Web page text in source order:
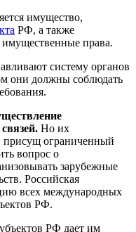
имущество,
РФ, а также
права.
систему органов
они должны соблюдать
Но их
присущ ограниченный
вопрос о
зарубежные
Российская
всех международных
РФ.
РФ дает им